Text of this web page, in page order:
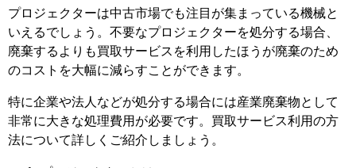
プロジェクターは中古市場でも注目が集まっている機械と
いえるでしょう。不要なプロジェクターを処分する場合、
廃棄するよりも買取サービスを利用したほうが廃棄のため
のコストを大幅に減らすことができます。
特に企業や法人などが処分する場合には産業廃棄物として
非常に大きな処理費用が必要です。買取サービス利用の方
法について詳しくご紹介しましょう。